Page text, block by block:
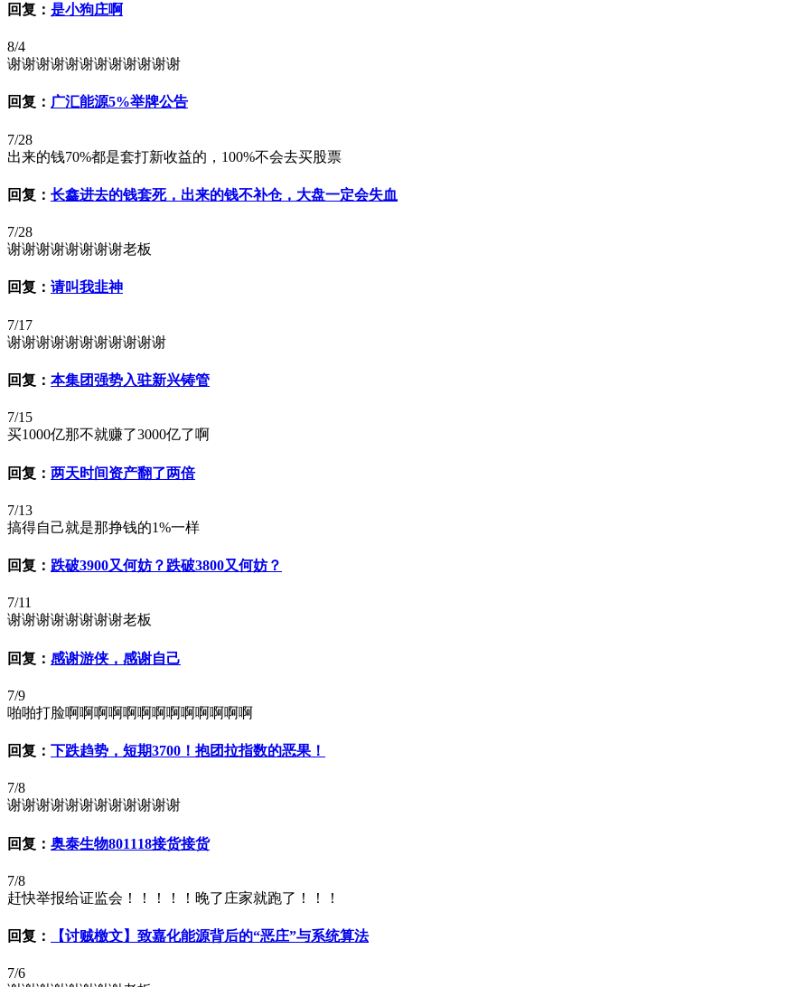
回复： 是小狗庄啊
8/4
谢谢谢谢谢谢谢谢谢谢谢谢
回复： 广汇能源5%举牌公告
7/28
出来的钱70%都是套打新收益的，100%不会去买股票
回复： 长鑫进去的钱套死，出来的钱不补仓，大盘一定会失血
7/28
谢谢谢谢谢谢谢谢老板
回复： 请叫我韭神
7/17
谢谢谢谢谢谢谢谢谢谢谢
回复： 本集团强势入驻新兴铸管
7/15
买1000亿那不就赚了3000亿了啊
回复： 两天时间资产翻了两倍
7/13
搞得自己就是那挣钱的1%一样
回复： 跌破3900又何妨？跌破3800又何妨？
7/11
谢谢谢谢谢谢谢谢老板
回复： 感谢游侠，感谢自己
7/9
啪啪打脸啊啊啊啊啊啊啊啊啊啊啊啊啊
回复： 下跌趋势，短期3700！抱团拉指数的恶果！
7/8
谢谢谢谢谢谢谢谢谢谢谢谢
回复： 奥泰生物801118接货接货
7/8
赶快举报给证监会！！！！！晚了庄家就跑了！！！
回复： 【讨贼檄文】致嘉化能源背后的“恶庄”与系统算法
7/6